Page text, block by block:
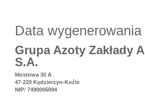
Data
Grupa Azoty Zakłady
S.A.
Mostowa 30 A
47-220 Kędzierzyn-Koźle
NIP: 7490005094